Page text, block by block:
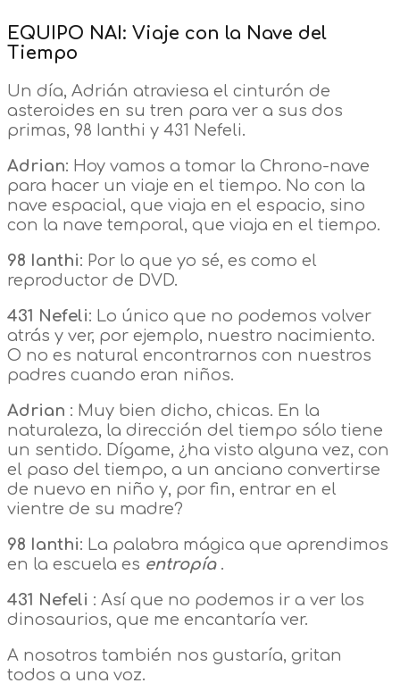
EQUIPO NAI: Viaje con la Nave del
Tiempo
Un día, Adrián atraviesa el cinturón de
asteroides en su tren para ver a sus dos
primas, 98 Ianthi y 431 Nefeli.
Adrian: Hoy vamos a tomar la Chrono-nave
para hacer un viaje en el tiempo. No con la
nave espacial, que viaja en el espacio, sino
con la nave temporal, que viaja en el tiempo.
98 Ianthi: Por lo que yo sé, es como el
reproductor de DVD.
431 Nefeli: Lo único que no podemos volver
atrás y ver, por ejemplo, nuestro nacimiento.
O no es natural encontrarnos con nuestros
padres cuando eran niños.
Adrian : Muy bien dicho, chicas. En la
naturaleza, la dirección del tiempo sólo tiene
un sentido. Dígame, ¿ha visto alguna vez, con
el paso del tiempo, a un anciano convertirse
de nuevo en niño y, por fin, entrar en el
vientre de su madre?
98 Ianthi: La palabra mágica que aprendimos
en la escuela es entropía .
431 Nefeli : Así que no podemos ir a ver los
dinosaurios, que me encantaría ver.
A nosotros también nos gustaría, gritan
todos a una voz.